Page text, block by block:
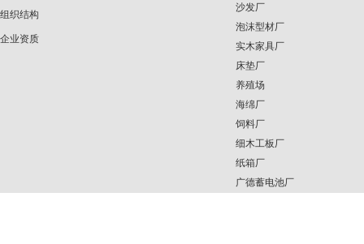
组织结构
企业资质
沙发厂
泡沫型材厂
实木家具厂
床垫厂
养殖场
海绵厂
饲料厂
细木工板厂
纸箱厂
广德蓄电池厂